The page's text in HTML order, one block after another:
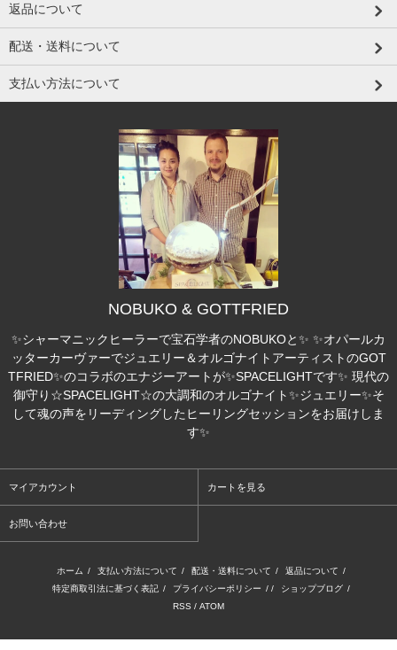
返品について
配送・送料について
支払い方法について
NOBUKO & GOTTFRIED
✨シャーマニックヒーラーで宝石学者のNOBUKOと✨ ✨オパールカ
ッターカーヴァーでジュエリー＆オルゴナイトアーティストのGOT
TFRIED✨のコラボのエナジーアートが✨SPACELIGHTです✨ 現代の
御守り☆SPACELIGHT☆の大調和のオルゴナイト✨ジュエリー✨そ
して魂の声をリーディングしたヒーリングセッションをお届けしま
す✨
マイアカウント カートを見る
お問い合わせ
ホーム / 支払い方法について / 配送・送料について / 返品について /
特定商取引法に基づく表記 / プライバシーポリシー / / ショップブログ /
RSS / ATOM